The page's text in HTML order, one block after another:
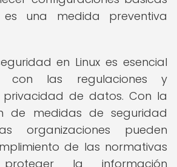
una medida preventiva
en Linux es esencial
con las regulaciones y
de datos. Con la
de medidas de seguridad
organizaciones pueden
de las normativas
la información